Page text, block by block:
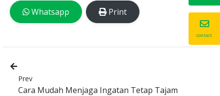
Whatsapp Print
Prev
Cara Mudah Menjaga Ingatan Tetap Tajam
contact